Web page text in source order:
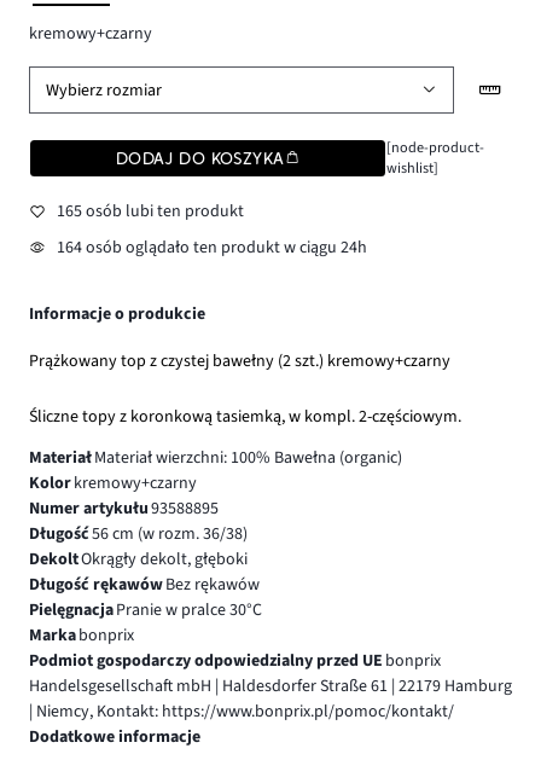
kremowy+czarny
Wybierz rozmiar
DODAJ DO KOSZYKA
[node-product-
wishlist]
165 osób lubi ten produkt
164 osób oglądało ten produkt w ciągu 24h
Informacje o produkcie
Prążkowany top z czystej bawełny (2 szt.) kremowy+czarny
Śliczne topy z koronkową tasiemką, w kompl. 2-częściowym.
MateriałMateriał wierzchni: 100% Bawełna (organic)
Kolorkremowy+czarny
Numer artykułu93588895
Długość56 cm (w rozm. 36/38)
DekoltOkrągły dekolt, głęboki
Długość rękawówBez rękawów
PielęgnacjaPranie w pralce 30°C
Markabonprix
Podmiot gospodarczy odpowiedzialny przed UE bonprix
Handelsgesellschaft mbH | Haldesdorfer Straße 61 | 22179 Hamburg
| Niemcy, Kontakt: https://www.bonprix.pl/pomoc/kontakt/
Dodatkowe informacje